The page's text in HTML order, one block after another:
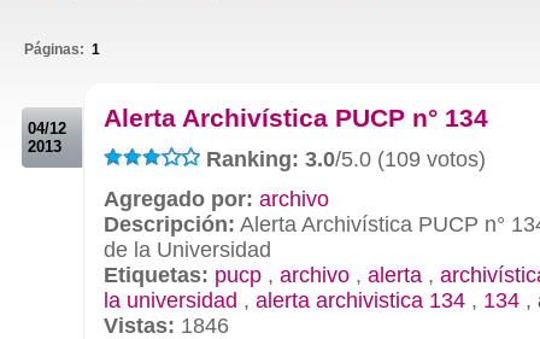
Páginas: 1
04/12
2013
Alerta Archivística PUCP n° 134
Ranking: 3.0/5.0 (109 votos)
Agregado por: archivo
Descripción: Alerta Archivística PUCP n°
de la Universidad
Etiquetas: pucp , archivo , alerta ,
la universidad , alerta archivistica 134 , 134 ,
Vistas: 1846